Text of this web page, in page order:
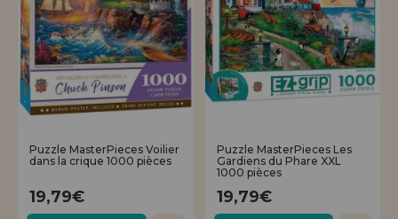
Puzzle MasterPieces Voilier
dans la crique 1000 pièces
19,79€
Puzzle MasterPieces Les
Gardiens du Phare XXL
1000 pièces
19,79€